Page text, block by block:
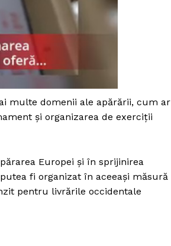
multe domenii ale apărării, cum ar
și organizarea de exerciții
Europei și în sprijinirea
fi organizat în aceeași măsură
pentru livrările occidentale